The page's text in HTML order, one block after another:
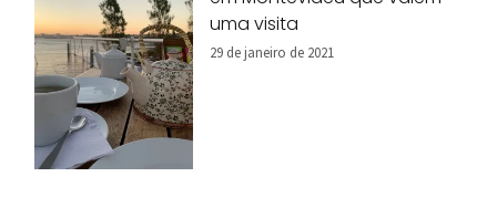
uma visita
29 de janeiro de 2021